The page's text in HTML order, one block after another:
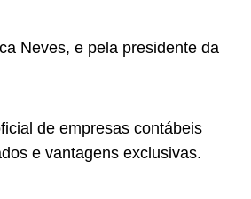
Neves, e pela presidente da
de empresas contábeis
e vantagens exclusivas.